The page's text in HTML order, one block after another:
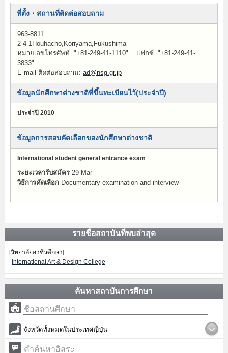
ที่ตั้ง・สถานที่ติดต่อสอบถาม
963-8811
2-4-1Houhacho,Koriyama,Fukushima
หมายเลขโทรศัพท์: "+81-249-41-1110" แฟกซ์: "+81-249-41-
3833"
E-mail ติดต่อสอบถาม: ad@nsg.gr.jp
ข้อมูลนักศึกษาต่างชาติที่ขึ้นทะเบียนไว้(ประจำปี)
ประจำปี 2010
ข้อมูลการสอบคัดเลือกของนักศึกษาต่างชาติ
International student general entrance exam
ระยะเวลารับสมัคร29-Mar
วิธีการคัดเลือกDocumentary examination and interview
รายชื่อสถาบันที่พบล่าสุด
[วิทยาลัยอาชีวศึกษา]
International Art & Design College
ค้นหาสถาบันการศึกษา
จังหวัดทั้งหมดในประเทศญี่ปุ่น